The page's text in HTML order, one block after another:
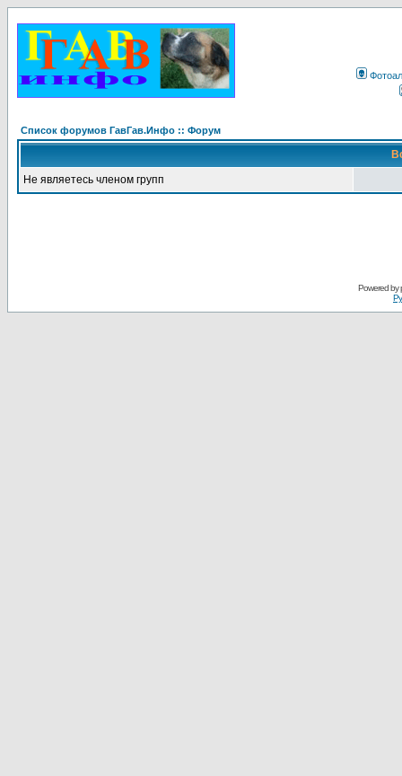
Список форумов ГавГав.Инфо :: Форум
Не являетесь членом групп
Powered by